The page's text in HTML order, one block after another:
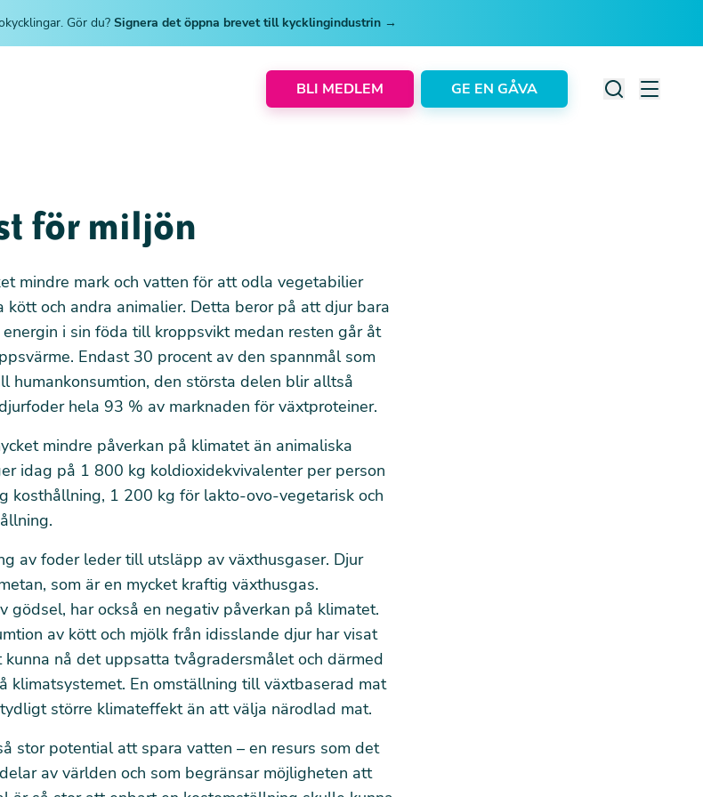
Gör du? Signera det öppna brevet till kycklingindustrin →
BLI MEDLEM GE EN GÅVA
för miljön
mindre mark och vatten för att odla vegetabilier
kött och andra animalier. Detta beror på att djur bara
i sin föda till kroppsvikt medan resten går åt
Endast 30 procent av den spannmål som
humankonsumtion, den största delen blir alltså
hela 93 % av marknaden för växtproteiner.
mindre påverkan på klimatet än animaliska
idag på 1 800 kg koldioxidekvivalenter per person
kosthållning, 1 200 kg för lakto-ovo-vegetarisk och
av foder leder till utsläpp av växthusgaser. Djur
som är en mycket kraftig växthusgas.
gödsel, har också en negativ påverkan på klimatet.
av kött och mjölk från idisslande djur har visat
nå det uppsatta tvågradersmålet och därmed
klimatsystemet. En omställning till växtbaserad mat
större klimateffekt än att välja närodlad mat.
stor potential att spara vatten – en resurs som det
av världen och som begränsar möjligheten att